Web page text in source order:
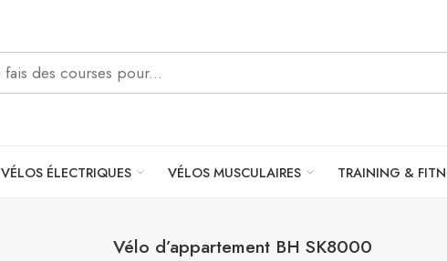
VÉLOS ÉLECTRIQUES VÉLOS MUSCULAIRES TRAINING &
Vélo d’appartement BH SK8000